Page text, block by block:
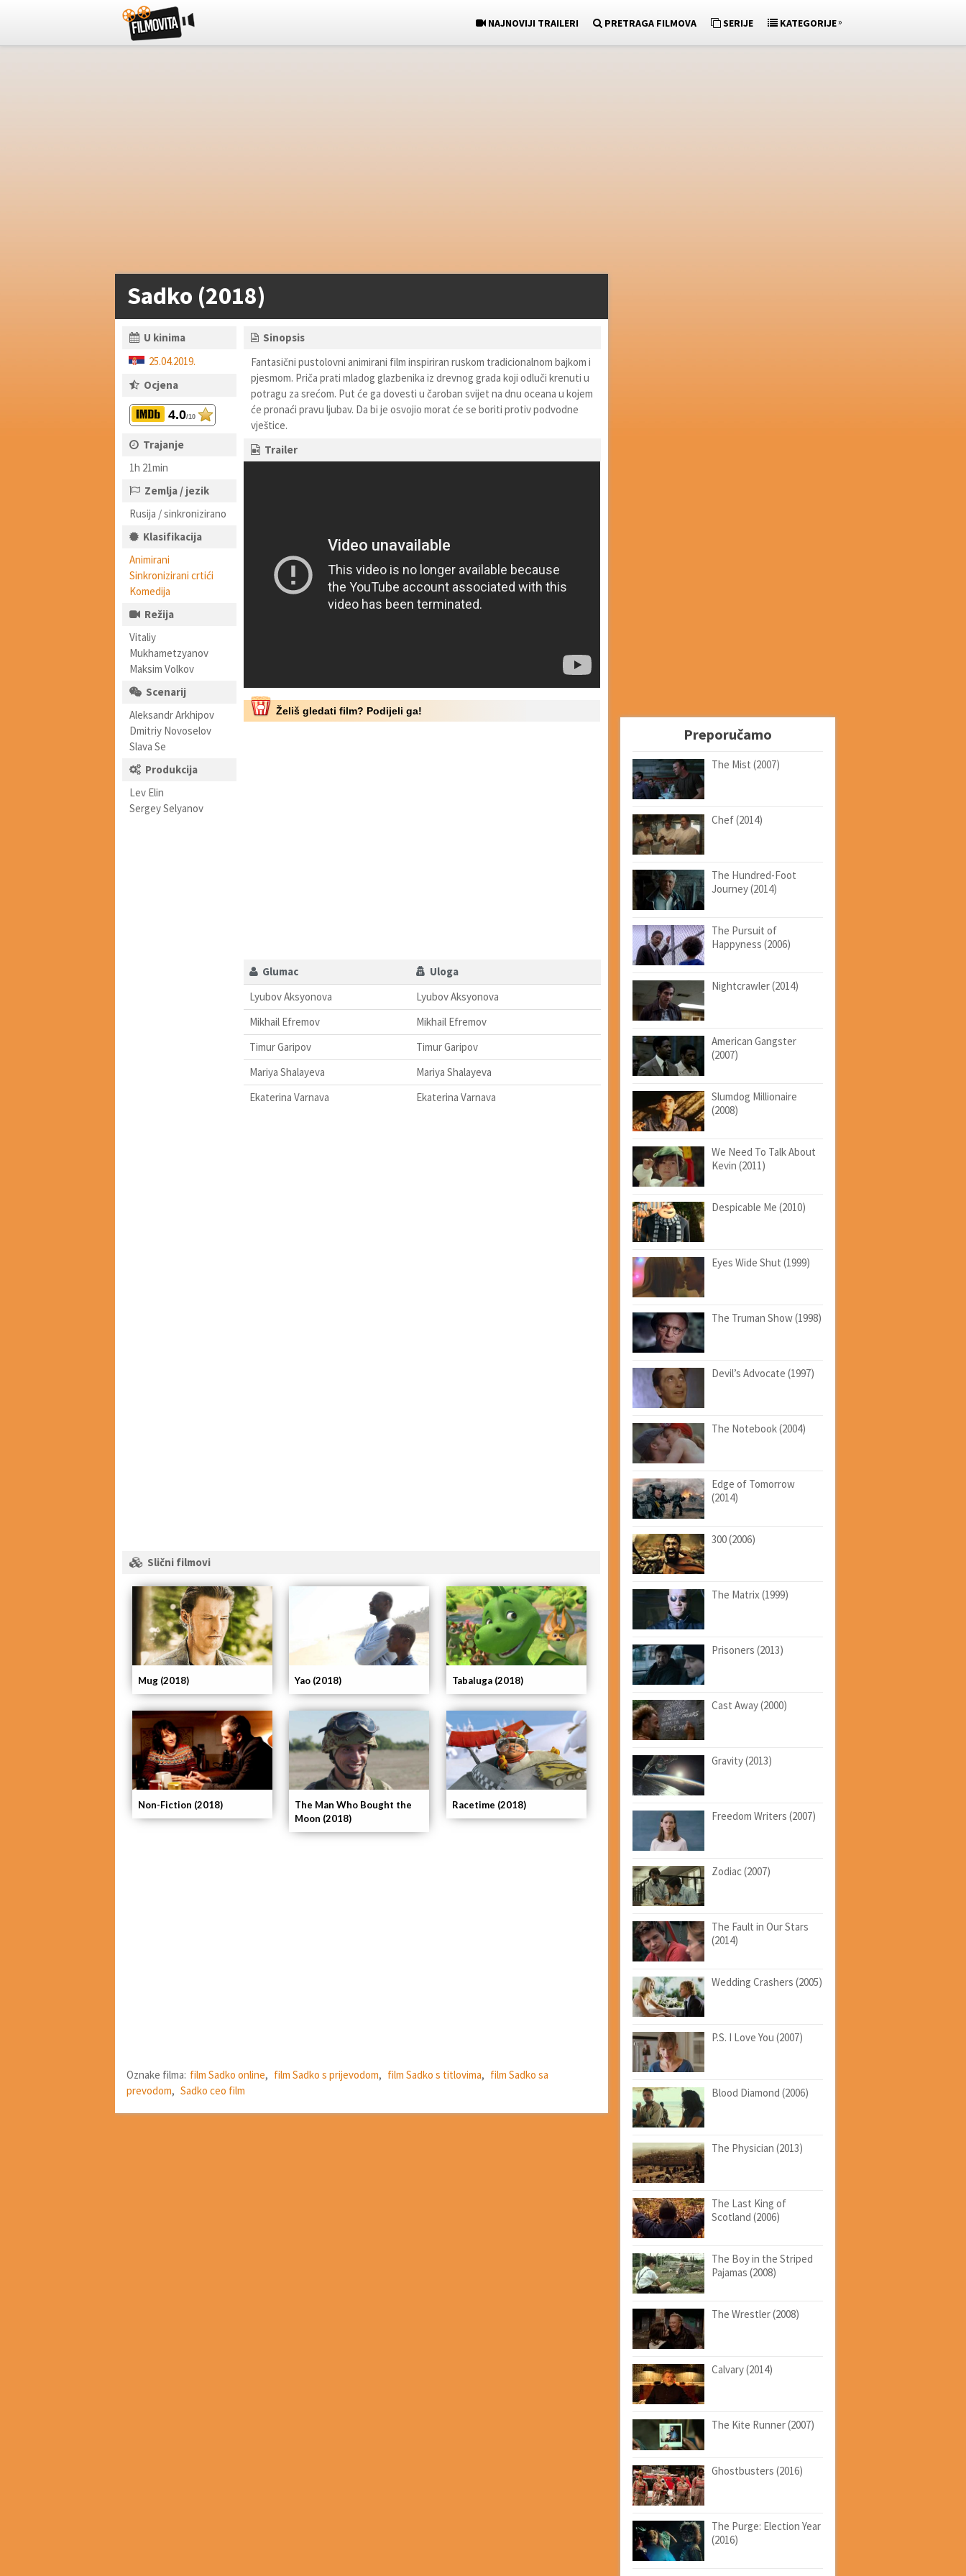
NAJNOVIJI TRAILERI PRETRAGA FILMOVA SERIJE KATEGORIJE»
Sadko (2018)
U kinima
25.04.2019.
Ocjena
4.0/10
Trajanje
1h 21min
Zemlja / jezik
Rusija / sinkronizirano
Klasifikacija
Animirani
Sinkronizirani crtići
Komedija
Režija
Vitaliy
Mukhametzyanov
Maksim Volkov
Scenarij
Aleksandr Arkhipov
Dmitriy Novoselov
Slava Se
Produkcija
Lev Elin
Sergey Selyanov
Sinopsis
Fantasični pustolovni animirani film inspiriran ruskom tradicionalnom bajkom i
pjesmom. Priča prati mladog glazbenika iz drevnog grada koji odluči krenuti u
potragu za srećom. Put će ga dovesti u čaroban svijet na dnu oceana u kojem
će pronaći pravu ljubav. Da bi je osvojio morat će se boriti protiv podvodne
vještice.
Trailer
Želiš gledati film? Podijeli ga!
Glumac
Uloga
Lyubov Aksyonova
Lyubov Aksyonova
Mikhail Efremov
Mikhail Efremov
Timur Garipov
Timur Garipov
Mariya Shalayeva
Mariya Shalayeva
Ekaterina Varnava
Ekaterina Varnava
Slični filmovi
Racetime (2018)
The Man Who Bought the
Moon (2018)
Non-Fiction (2018)
Tabaluga (2018)
Yao (2018)
Mug (2018)
Oznake filma: film Sadko online, film Sadko s prijevodom, film Sadko s titlovima, film Sadko sa
prevodom, Sadko ceo film
Preporučamo
The Mist (2007)
Chef (2014)
The Hundred-Foot
Journey (2014)
The Pursuit of
Happyness (2006)
Nightcrawler (2014)
American Gangster
(2007)
Slumdog Millionaire
(2008)
We Need To Talk About
Kevin (2011)
Despicable Me (2010)
Eyes Wide Shut (1999)
The Truman Show (1998)
Devil’s Advocate (1997)
The Notebook (2004)
Edge of Tomorrow
(2014)
300 (2006)
The Matrix (1999)
Prisoners (2013)
Cast Away (2000)
Gravity (2013)
Freedom Writers (2007)
Zodiac (2007)
The Fault in Our Stars
(2014)
Wedding Crashers (2005)
P.S. I Love You (2007)
Blood Diamond (2006)
The Physician (2013)
The Last King of
Scotland (2006)
The Boy in the Striped
Pajamas (2008)
The Wrestler (2008)
Calvary (2014)
The Kite Runner (2007)
Ghostbusters (2016)
The Purge: Election Year
(2016)